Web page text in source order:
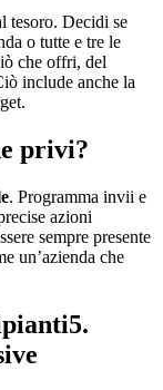
tesoro. Decidi se
o tutte e tre le
che offri, del
include anche la
privi?
. Programma invii e
azioni
sempre presente
un’azienda che
5.